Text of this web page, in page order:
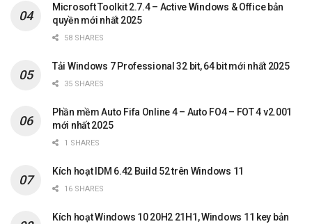
Microsoft Toolkit 2.7.4 – Active Windows & Office bản
quyền mới nhất 2025
58 SHARES
Tải Windows 7 Professional 32 bit, 64 bit mới nhất 2025
35 SHARES
Phần mềm Auto Fifa Online 4 – Auto FO4 – FOT 4 v2.001
mới nhất 2025
1 SHARES
Kích hoạt IDM 6.42 Build 52 trên Windows 11
16 SHARES
Kích hoạt Windows 10 20H2 21H1, Windows 11 key bản